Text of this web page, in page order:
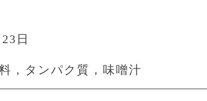
日
，タンパク質，味噌汁